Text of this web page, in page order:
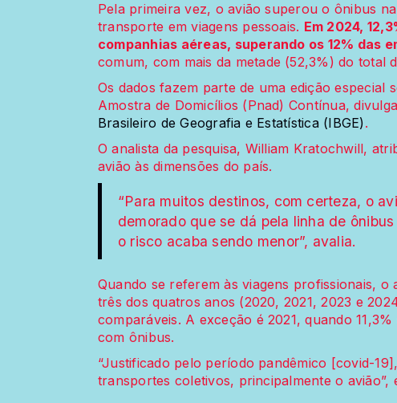
Pela primeira vez, o avião superou o ônibus
transporte em viagens pessoais. Em 2024,
companhias aéreas, superando os 12% das
comum, com mais da metade (52,3%) do total
Os dados fazem parte de uma edição especial
Amostra de Domicílios (Pnad) Contínua,
Brasileiro de Geografia e Estatística (IBGE).
O analista da pesquisa, William Kratochwill,
avião às dimensões do país.
“Para muitos destinos, com certeza, o
demorado que se dá pela linha de
o risco acaba sendo menor”, avalia.
Quando se referem às viagens profissionais,
três dos quatros anos (2020, 2021, 2023 e
comparáveis. A exceção é 2021, quando
com ônibus.
“Justificado pelo período pandêmico [covid-
transportes coletivos, principalmente o avião”,